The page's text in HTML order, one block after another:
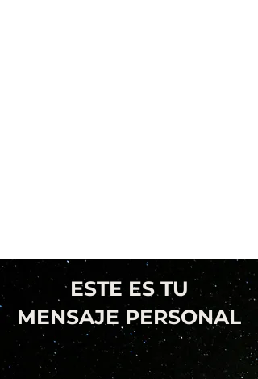
ESTE ES TU
MENSAJE PERSONAL